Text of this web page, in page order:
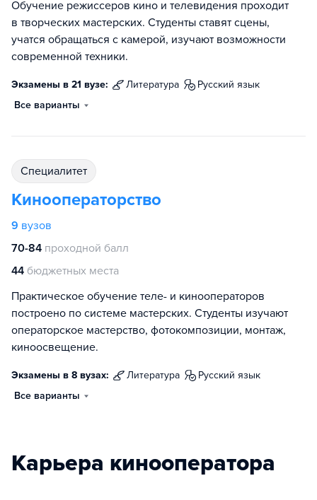
Обучение режиссеров кино и телевидения проходит
в творческих мастерских. Студенты ставят сцены,
учатся обращаться с камерой, изучают возможности
современной техники.
Экзамены в 21 вузе: литература
русский язык
Все варианты
специалитет
Кинооператорство
9 вузов
70-84 проходной балл
44 бюджетных места
Практическое обучение теле- и кинооператоров
построено по системе мастерских. Студенты изучают
операторское мастерство, фотокомпозиции, монтаж,
киноосвещение.
Экзамены в 8 вузах: литература
русский язык
Все варианты
Карьера кинооператора